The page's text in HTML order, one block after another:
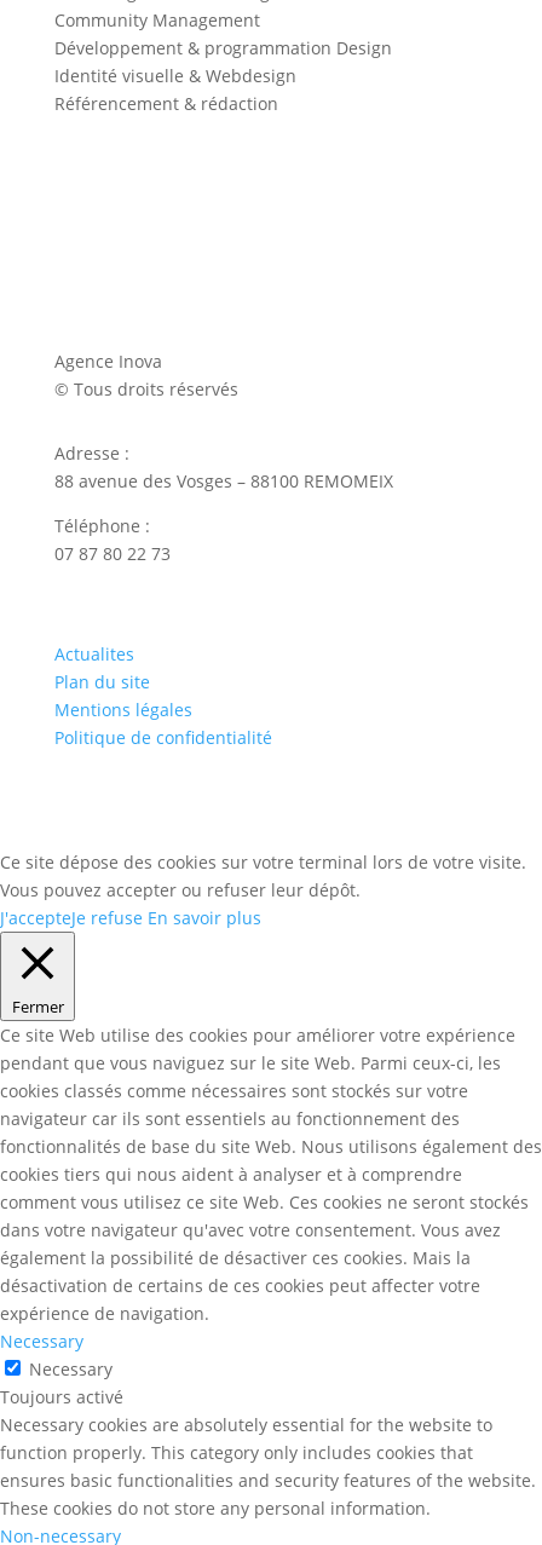
Community Management
Développement & programmation Design
Identité visuelle & Webdesign
Référencement & rédaction
Agence Inova
© Tous droits réservés
Adresse :
88 avenue des Vosges – 88100 REMOMEIX
Téléphone :
07 87 80 22 73
Actualites
Plan du site
Mentions légales
Politique de confidentialité
Ce site dépose des cookies sur votre terminal lors de votre visite.
Vous pouvez accepter ou refuser leur dépôt.
J'accepteJe refuse En savoir plus
Fermer
Ce site Web utilise des cookies pour améliorer votre expérience
pendant que vous naviguez sur le site Web. Parmi ceux-ci, les
cookies classés comme nécessaires sont stockés sur votre
navigateur car ils sont essentiels au fonctionnement des
fonctionnalités de base du site Web. Nous utilisons également des
cookies tiers qui nous aident à analyser et à comprendre
comment vous utilisez ce site Web. Ces cookies ne seront stockés
dans votre navigateur qu'avec votre consentement. Vous avez
également la possibilité de désactiver ces cookies. Mais la
désactivation de certains de ces cookies peut affecter votre
expérience de navigation.
Necessary
Necessary
Toujours activé
Necessary cookies are absolutely essential for the website to
function properly. This category only includes cookies that
ensures basic functionalities and security features of the website.
These cookies do not store any personal information.
Non-necessary